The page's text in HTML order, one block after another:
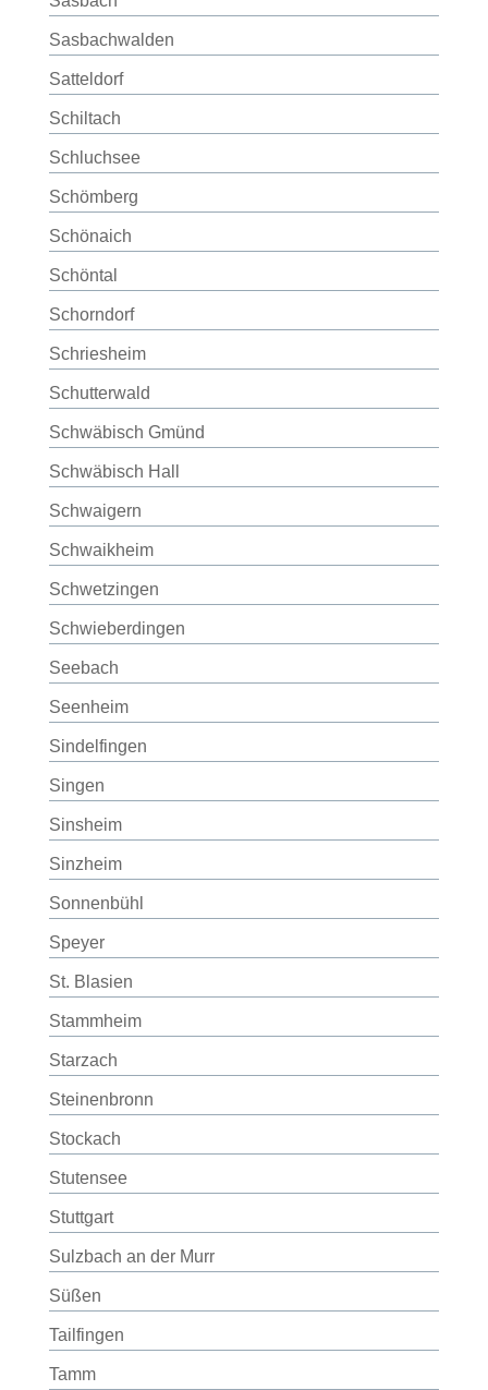
Sasbachwalden
Satteldorf
Schiltach
Schluchsee
Schömberg
Schönaich
Schöntal
Schorndorf
Schriesheim
Schutterwald
Schwäbisch Gmünd
Schwäbisch Hall
Schwaigern
Schwaikheim
Schwetzingen
Schwieberdingen
Seebach
Seenheim
Sindelfingen
Singen
Sinsheim
Sinzheim
Sonnenbühl
Speyer
St. Blasien
Stammheim
Starzach
Steinenbronn
Stockach
Stutensee
Stuttgart
Sulzbach an der Murr
Süßen
Tailfingen
Tamm